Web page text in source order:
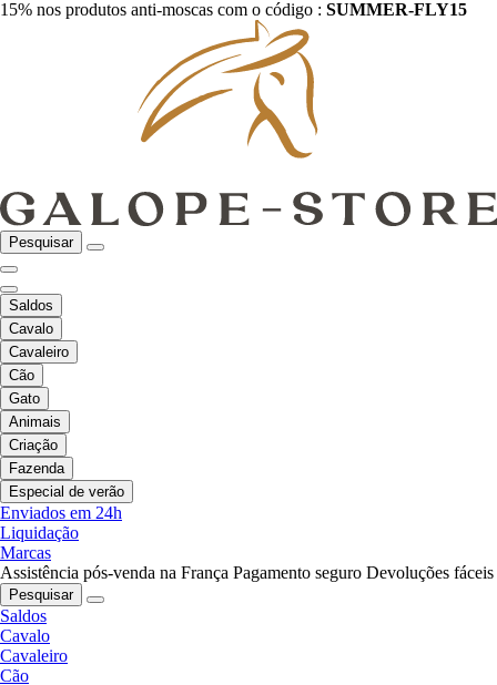
15% nos produtos anti-moscas com o código : SUMMER-FLY15
Pesquisar
Saldos
Cavalo
Cavaleiro
Cão
Gato
Animais
Criação
Fazenda
Especial de verão
Enviados em 24h
Liquidação
Marcas
Assistência pós-venda na França Pagamento seguro Devoluções fáceis
Pesquisar
Saldos
Cavalo
Cavaleiro
Cão